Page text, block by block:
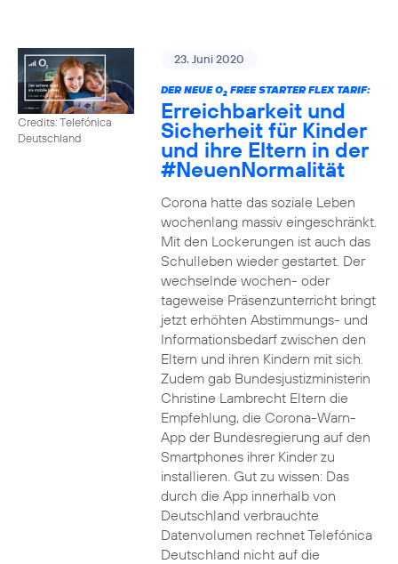
Credits: Telefónica
Deutschland
23. Juni 2020
DER NEUE O2FREE STARTER FLEX TARIF:
Erreichbarkeit und
Sicherheit für Kinder
und ihre Eltern in der
#NeuenNormalität
Corona hatte das soziale Leben
wochenlang massiv eingeschränkt.
Mit den Lockerungen ist auch das
Schulleben wieder gestartet. Der
wechselnde wochen- oder
tageweise Präsenzunterricht bringt
jetzt erhöhten Abstimmungs- und
Informationsbedarf zwischen den
Eltern und ihren Kindern mit sich.
Zudem gab Bundesjustizministerin
Christine Lambrecht Eltern die
Empfehlung, die Corona-Warn-
App der Bundesregierung auf den
Smartphones ihrer Kinder zu
installieren. Gut zu wissen: Das
durch die App innerhalb von
Deutschland verbrauchte
Datenvolumen rechnet Telefónica
Deutschland nicht auf die